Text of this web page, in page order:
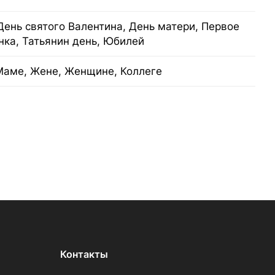
святого Валентина, День матери, Первое
Татьянин день, Юбилей
Жене, Женщине, Коллеге
Контакты